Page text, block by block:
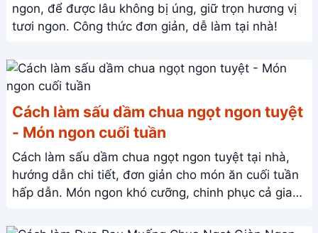
ngon, để được lâu không bị úng, giữ trọn hương vị
tươi ngon. Công thức đơn giản, dễ làm tại nhà!
Cách làm sấu dầm chua ngọt ngon tuyệt
- Món ngon cuối tuần
Cách làm sấu dầm chua ngọt ngon tuyệt tại nhà,
hướng dẫn chi tiết, đơn giản cho món ăn cuối tuần
hấp dẫn. Món ngon khó cưỡng, chinh phục cả gia